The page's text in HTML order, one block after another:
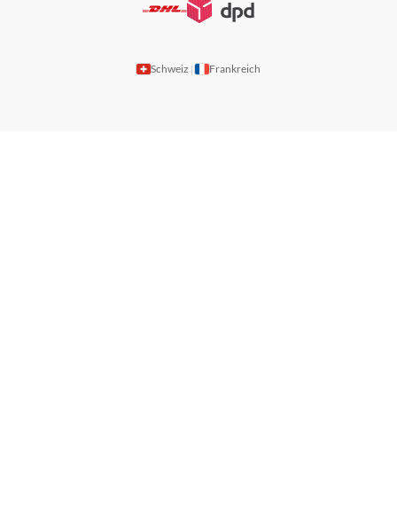
Schweiz | Frankreich